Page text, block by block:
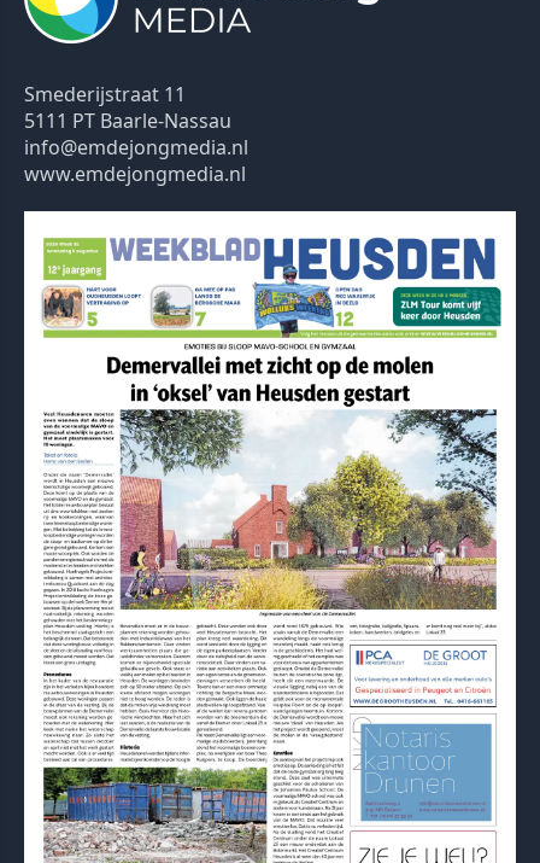
Smederijstraat 11
5111 PT Baarle-Nassau
info@emdejongmedia.nl
www.emdejongmedia.nl